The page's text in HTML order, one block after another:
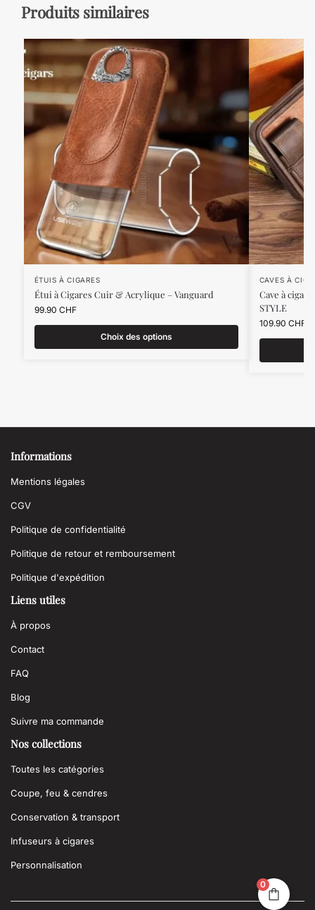
Produits similaires
ÉTUIS À CIGARES
Étui à Cigares Cuir & Acrylique – Vanguard
99.90 CHF
Choix des options
CAVES À
Cave à
STYLE
109.90 CHF
0
Informations
Mentions légales
CGV
Politique de confidentialité
Politique de retour et remboursement
Politique d'expédition
Liens utiles
À propos
Contact
FAQ
Blog
Suivre ma commande
Nos collections
Toutes les catégories
Coupe, feu & cendres
Conservation & transport
Infuseurs à cigares
Personnalisation